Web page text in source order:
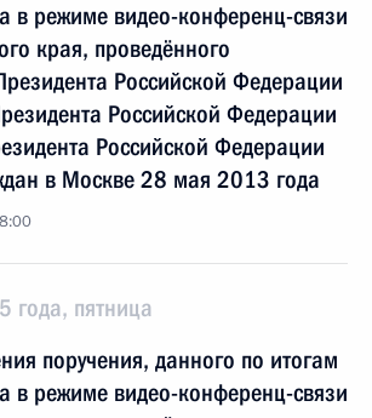
в режиме видео-конференц-связи
края, проведённого
Российской Федерации
Российской Федерации
Российской Федерации
в Москве 28 мая 2013 года
года, пятница
поручения, данного по итогам
в режиме видео-конференц-связи